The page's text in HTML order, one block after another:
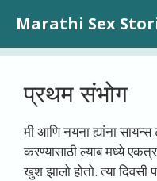
content
Marathi Sex
प्रथम संभोग
मी आणि नयना ह्यांना
करण्यासाठी ल्याब मध्ये
खुश झालो होतो. त्या